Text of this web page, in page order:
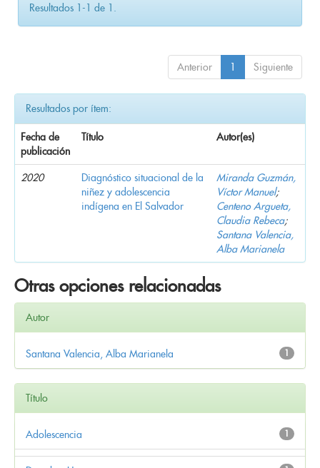
Resultados 1-1 de 1.
Anterior 1 Siguiente
Resultados por ítem:
Fecha de
publicación
Título Autor(es)
2020
Diagnóstico situacional de la
niñez y adolescencia
indígena en El Salvador
Miranda Guzmán,
Víctor Manuel;
Centeno Argueta,
Claudia Rebeca;
Santana Valencia,
Alba Marianela
Otras opciones relacionadas
Autor
1
Santana Valencia, Alba Marianela
Título
1
Adolescencia